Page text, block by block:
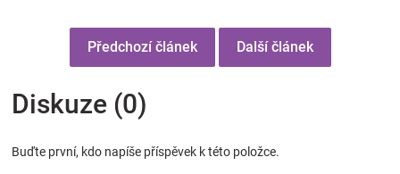
Předchozí článek Další článek
Diskuze (0)
Buďte první, kdo napíše příspěvek k této položce.